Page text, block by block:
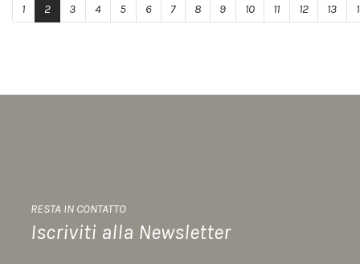
1 2 3 4 5 6 7 8 9 10 11 12 13
RESTA IN CONTATTO
Iscriviti alla Newsletter